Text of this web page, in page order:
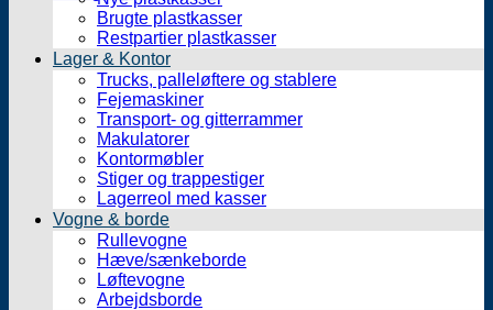
Brugte plastkasser
Restpartier plastkasser
Lager & Kontor
Trucks, palleløftere og stablere
Fejemaskiner
Transport- og gitterrammer
Makulatorer
Kontormøbler
Stiger og trappestiger
Lagerreol med kasser
Vogne & borde
Rullevogne
Hæve/sænkeborde
Løftevogne
Arbejdsborde